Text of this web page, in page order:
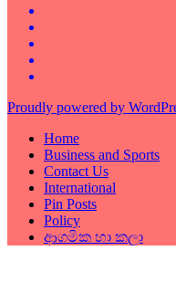
Proudly powered by
Home
Business and Sports
Contact Us
International
Pin Posts
Policy
ආගමික හා කලා